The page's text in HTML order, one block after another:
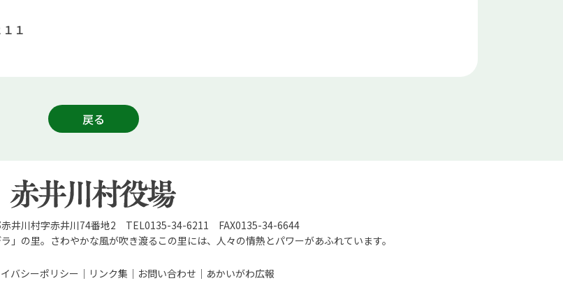
１
戻る
赤井川村字赤井川74番地2 TEL0135-34-6211 FAX0135-34-6644
」の里。さわやかな風が吹き渡るこの里には、人々の情熱とパワーがあふれています。
バシーポリシー リンク集 お問い合わせ あかいがわ広報